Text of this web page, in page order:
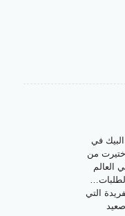
في
من
التي